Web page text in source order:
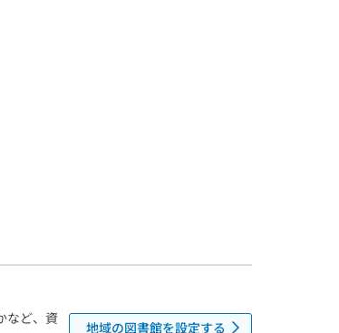
など、資
地域の図書館を設定する